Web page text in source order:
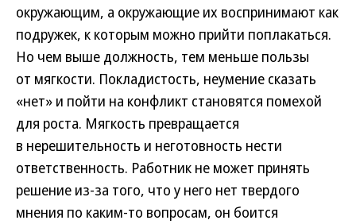
окружающим, а окружающие их воспринимают как
подружек, к которым можно прийти поплакаться.
Но чем выше должность, тем меньше пользы
от мягкости. Покладистость, неумение сказать
«нет» и пойти на конфликт становятся помехой
для роста. Мягкость превращается
в нерешительность и неготовность нести
ответственность. Работник не может принять
решение из-за того, что у него нет твердого
мнения по каким-то вопросам, он боится